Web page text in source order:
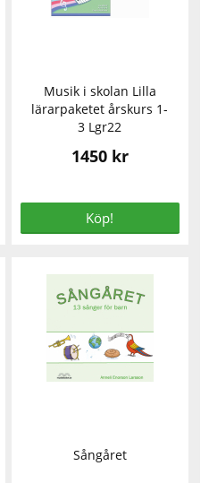
Musik i skolan Lilla
lärarpaketet årskurs 1-
3 Lgr22
1450 kr
Köp!
Sångåret